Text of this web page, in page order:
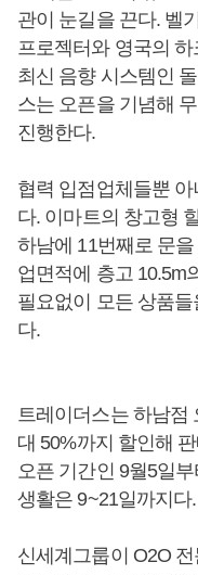
관이 눈길을 끈다. 벨
프로젝터와 영국의
최신 음향 시스템인
스는 오픈을 기념해
진행한다.
협력 입점업체들뿐
다. 이마트의 창고형
하남에 11번째로 문을
업면적에 층고 10.5m
필요없이 모든 상품들
다.
트레이더스는 하남점
대 50%까지 할인해
오픈 기간인 9월5일
생활은 9~21일까지다.
신세계그룹이 O2O 전